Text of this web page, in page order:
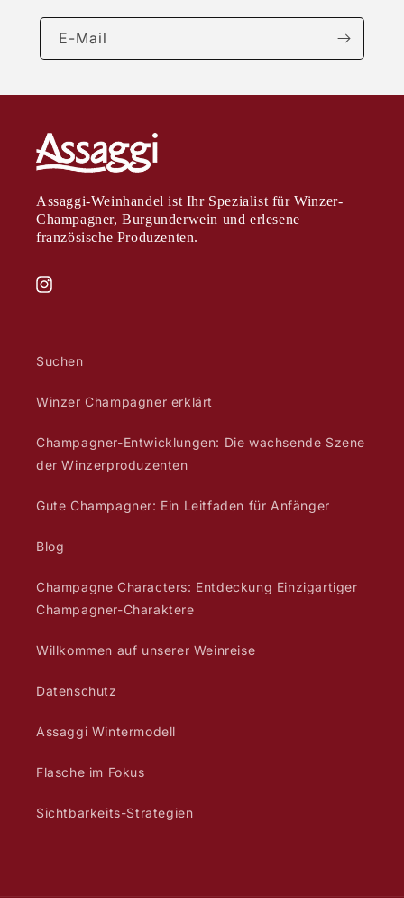
E-Mail
Assaggi-Weinhandel ist Ihr Spezialist für Winzer-
Champagner, Burgunderwein und erlesene
französische Produzenten.
Instagram
Suchen
Winzer Champagner erklärt
Champagner-Entwicklungen: Die wachsende Szene
der Winzerproduzenten
Gute Champagner: Ein Leitfaden für Anfänger
Blog
Champagne Characters: Entdeckung Einzigartiger
Champagner-Charaktere
Willkommen auf unserer Weinreise
Datenschutz
Assaggi Wintermodell
Flasche im Fokus
Sichtbarkeits-Strategien